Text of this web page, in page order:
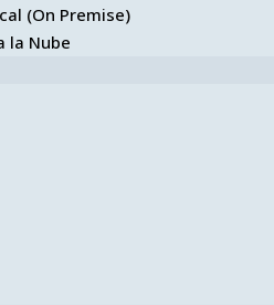
(On Premise)
la Nube